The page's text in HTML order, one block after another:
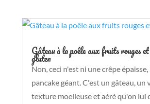
Gâteau à la poêle aux fruits rouges
gluten
Non, ceci n'est ni une crêpe épaisse,
pancake géant. C'est un gâteau, un
texture moelleuse et aéré qu'on lui